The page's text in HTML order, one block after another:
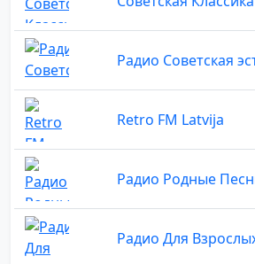
Радио Советская
Retro FM Latvija
Радио Родные
Радио Для